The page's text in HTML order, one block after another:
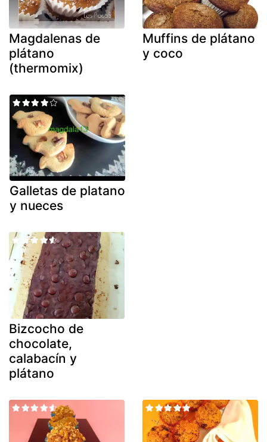
Magdalenas de
plátano
(thermomix)
Muffins de plátano
y coco
Galletas de platano
y nueces
Bizcocho de
chocolate,
calabacín y
plátano